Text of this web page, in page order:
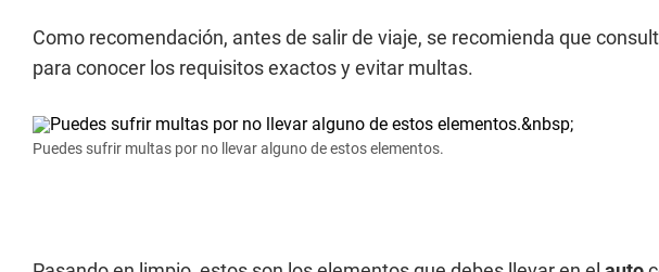
Como recomendación, antes de salir de viaje, se recomienda que
para conocer los requisitos exactos y evitar multas.
Puedes sufrir multas por no llevar alguno de estos elementos.